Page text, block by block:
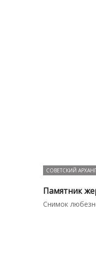
СОВЕТСКИЙ
Памятник
Снимок